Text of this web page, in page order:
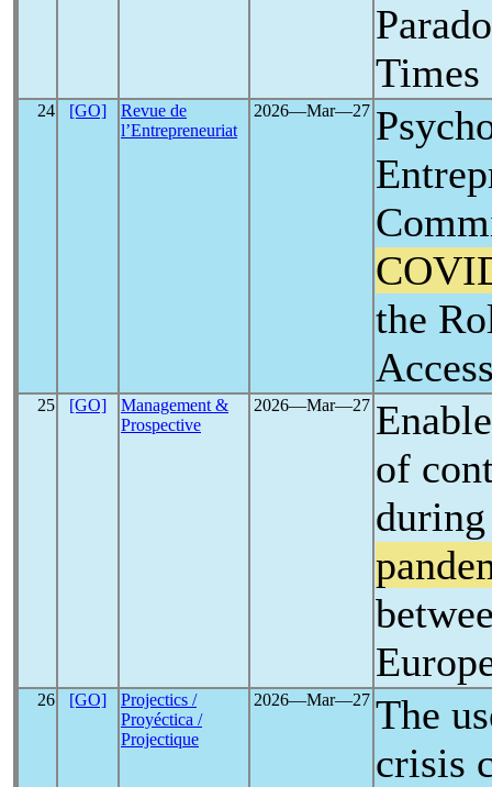
24 [GO]
Revue de
l’Entrepreneuriat
2026―Mar―27
the
25 [GO]
Management &
Prospective
2026―Mar―27
of
26 [GO]
Projectics /
Proyéctica /
Projectique
2026―Mar―27 The
crisis